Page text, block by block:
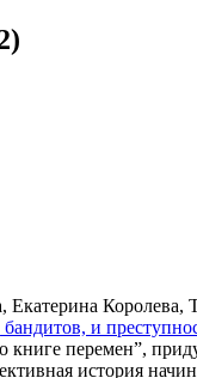
Екатерина Королева,
и
перемен”,
история